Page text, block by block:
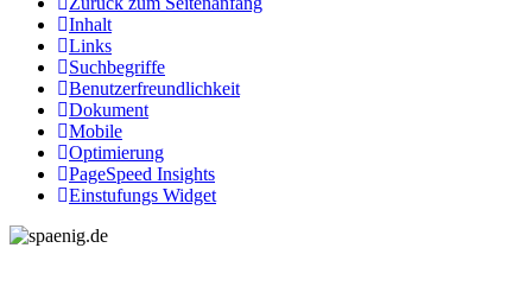
Inhalt
Links
Suchbegriffe
Benutzerfreundlichkeit
Dokument
Mobile
Optimierung
PageSpeed Insights
Einstufungs Widget